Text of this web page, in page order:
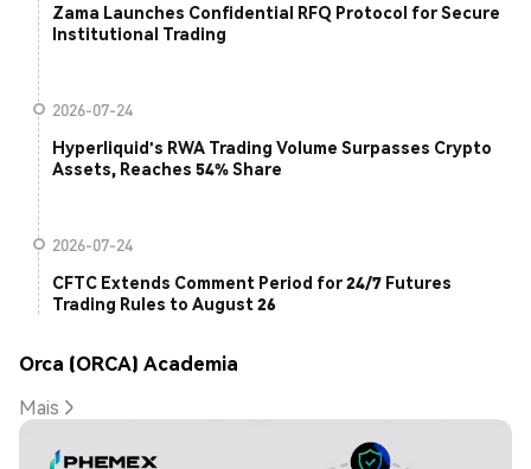
Zama Launches Confidential RFQ Protocol for Secure
Institutional Trading
2026-07-24
Hyperliquid's RWA Trading Volume Surpasses Crypto
Assets, Reaches 54% Share
2026-07-24
CFTC Extends Comment Period for 24/7 Futures
Trading Rules to August 26
Orca (ORCA) Academia
Mais